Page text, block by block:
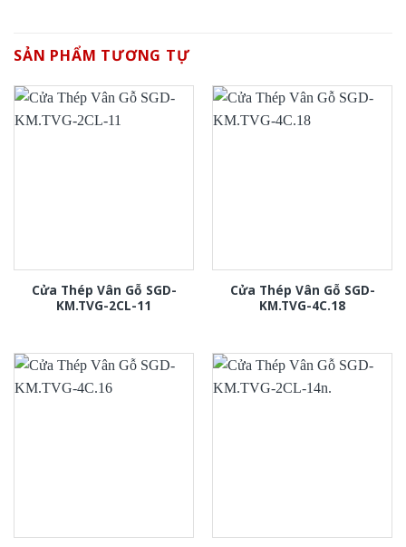
SẢN PHẨM TƯƠNG TỰ
Cửa Thép Vân Gỗ SGD-
KM.TVG-2CL-11
Cửa Thép Vân Gỗ SGD-
KM.TVG-4C.18